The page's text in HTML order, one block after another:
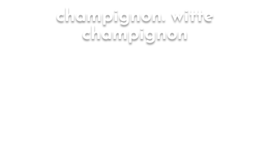
champignon. witte
champignon